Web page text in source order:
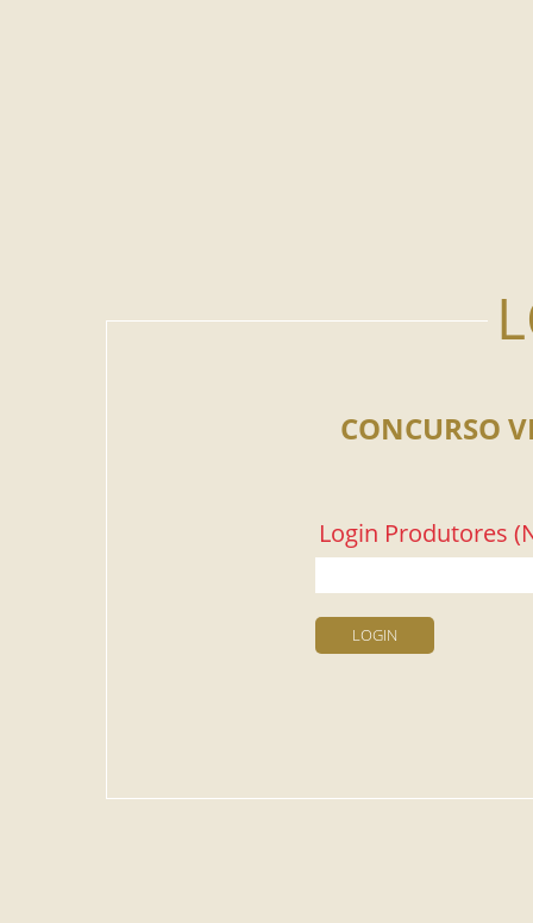
CONCURSO
Login Produtores
LOGIN